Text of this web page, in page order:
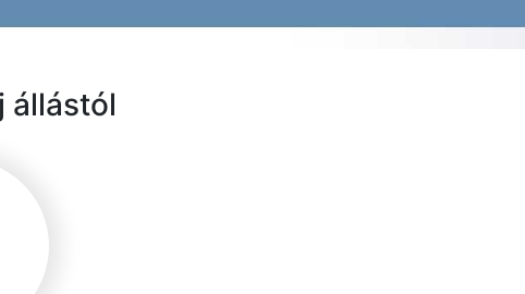
állástól